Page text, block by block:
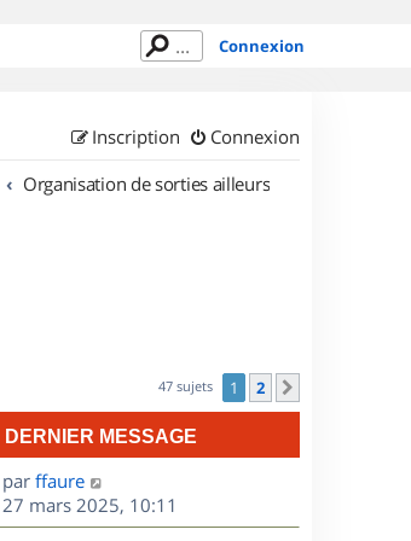
Connexion
Connexion
Inscription
Organisation de sorties ailleurs
47 sujets 1 2
DERNIER MESSAGE
D
e
r
par ffaure
27 mars 2025, 10:11